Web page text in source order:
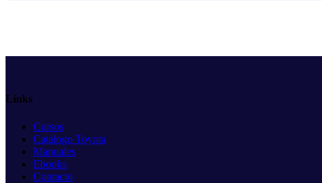
Links
Cursos
Catalogo Toyota
Manuales
Ebooks
Contacto